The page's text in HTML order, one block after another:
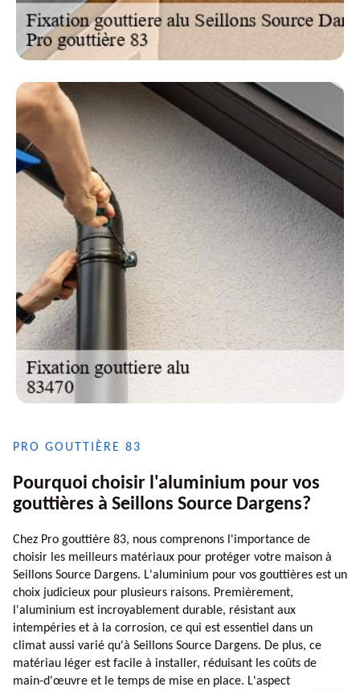
PRO GOUTTIÈRE 83
Pourquoi choisir l'aluminium pour vos
gouttières à Seillons Source Dargens?
Chez Pro gouttière 83, nous comprenons l'importance de
choisir les meilleurs matériaux pour protéger votre maison à
Seillons Source Dargens. L'aluminium pour vos gouttières est un
choix judicieux pour plusieurs raisons. Premièrement,
l'aluminium est incroyablement durable, résistant aux
intempéries et à la corrosion, ce qui est essentiel dans un
climat aussi varié qu'à Seillons Source Dargens. De plus, ce
matériau léger est facile à installer, réduisant les coûts de
main-d'œuvre et le temps de mise en place. L'aspect